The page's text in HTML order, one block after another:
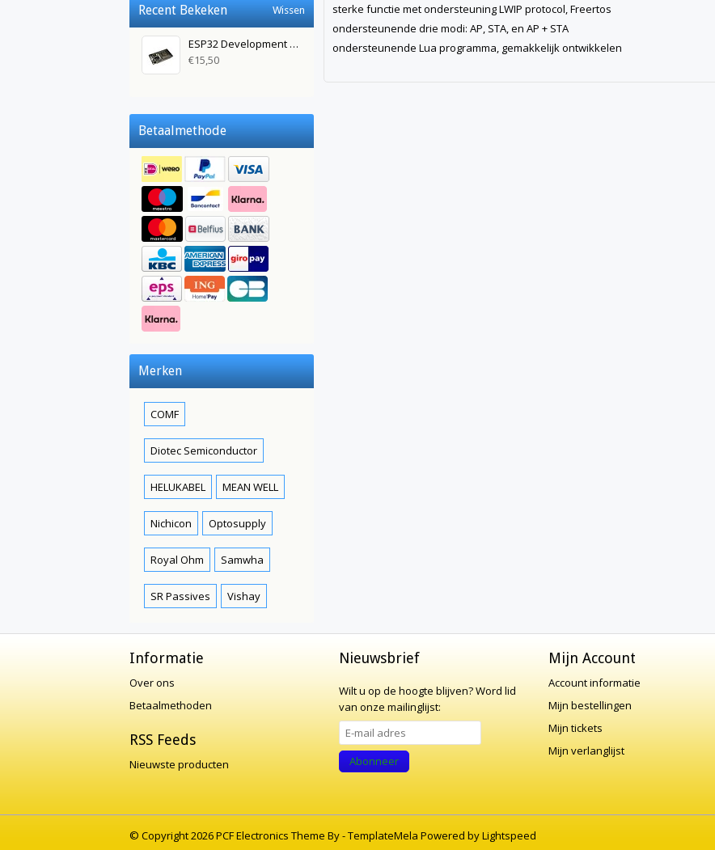
sterke functie met ondersteuning LWIP protocol, Freertos
ondersteunende drie modi: AP, STA, en AP + STA
ondersteunende Lua programma, gemakkelijk ontwikkelen
Recent Bekeken Wissen
ESP32 Development Board met WiFi en Bluetooth
€15,50
Betaalmethode
Merken
COMF
Diotec Semiconductor
HELUKABEL MEAN WELL
Nichicon Optosupply
Royal Ohm Samwha
SR Passives Vishay
Informatie
Over ons
Betaalmethoden
RSS Feeds
Nieuwste producten
Nieuwsbrief
Wilt u op de hoogte blijven?Word lid
van onze mailinglijst:
Abonneer
Mijn Account
Account informatie
Mijn bestellingen
Mijn tickets
Mijn verlanglijst
© Copyright 2026 PCF Electronics Theme By -TemplateMela Powered byLightspeed